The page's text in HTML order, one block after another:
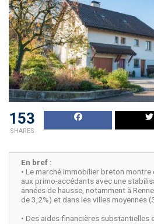
153
SHARES
En bref :
• Le marché immobilier breton
aux primo-accédants avec une
années de hausse, notamment à
de 3,2%) et dans les villes moyennes
• Des aides financières substantielles